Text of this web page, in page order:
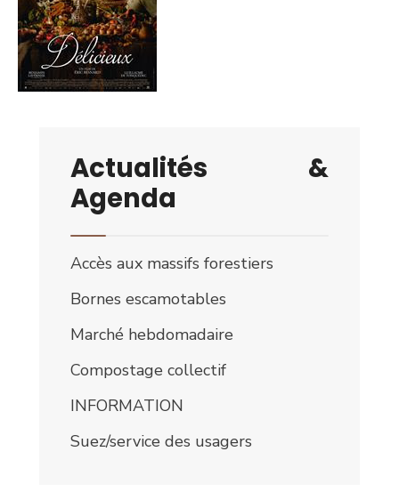
Actualités &
Agenda
Accès aux massifs forestiers
Bornes escamotables
Marché hebdomadaire
Compostage collectif
INFORMATION
Suez/service des usagers